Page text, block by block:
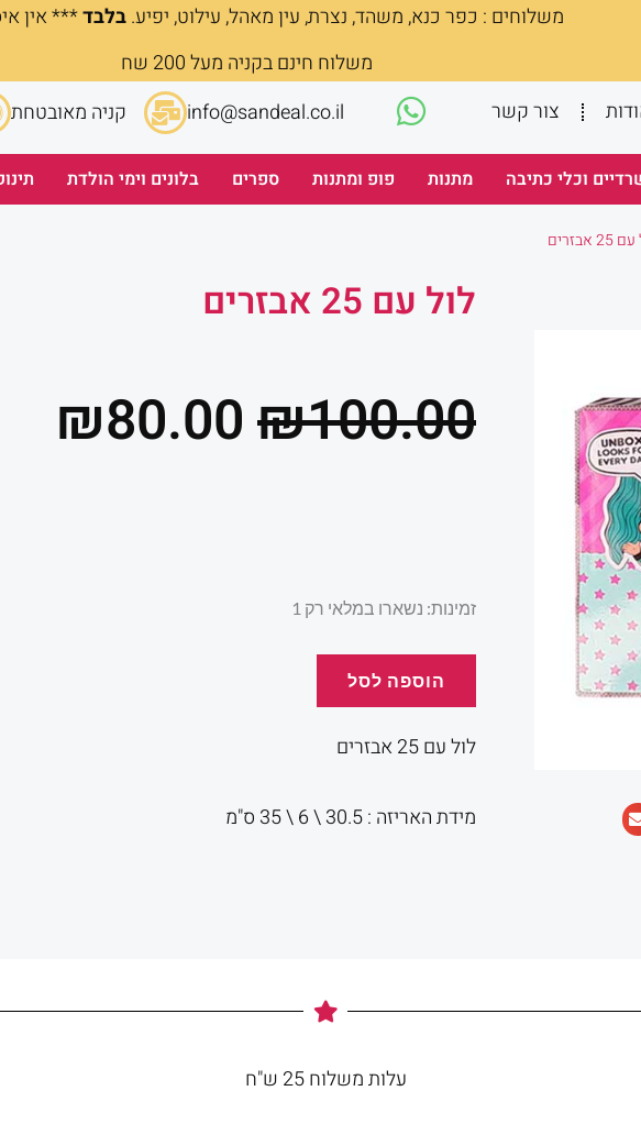
משלוחים : כפר כנא, משהד, נצרת, עין מאהל, עילוט, יפיע.בלבד*** אין
משלוח חינם בקניה מעל 200 שח
צור קשר info@sandeal.co.il קניה מאובטחת
וכלי כתיבה מתנות פופ ומתנות ספרים בלונים וימי הולדת
לול עם 25 אבזרים
₪100.00
המחיר₪80.00
זמינות: נשארו במלאי רק 1
כמות
25
הוספה לסל
לול עם 25 אבזרים
מידת האריזה : 30.5 \ 6 \ 35 ס"מ
עלות משלוח 25 ש"ח